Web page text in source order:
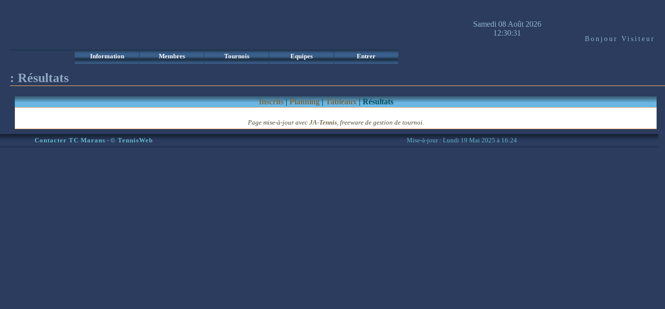
Bonjour Visiteur
Samedi 08 Août 2026
12:30:31
Information Membres Tournois Equipes Entrer
: Résultats
Inscrits|Planning|Tableaux| Résultats
Page mise-à-jour avec JA-Tennis, freeware de gestion de tournoi.
Contacter TC Marans - © TennisWeb Mise-à-jour : Lundi 19 Mai 2025 à 16:24